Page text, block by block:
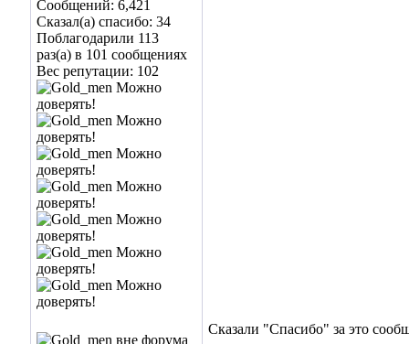
Сообщений: 6,421
Сказал(а) спасибо: 34
Поблагодарили 113
раз(а) в 101 сообщениях
Вес репутации: 102
Сказали "Спасибо" за это